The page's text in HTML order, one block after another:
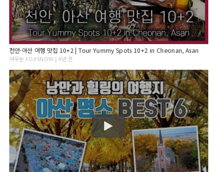
천안·아산 여행 맛집 10+2 | Tour Yummy Spots 10+2 in Cheonan, Asan
여우눈 FOXSNOW | 4년 전